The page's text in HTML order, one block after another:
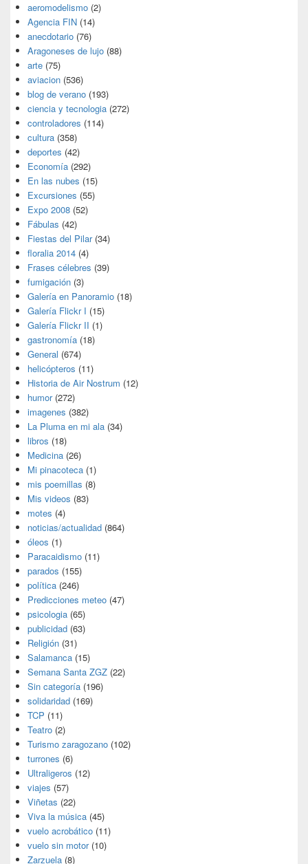
aeromodelismo (2)
Agencia FIN (14)
anecdotario (76)
Aragoneses de lujo (88)
arte (75)
aviacion (536)
blog de verano (193)
ciencia y tecnologia (272)
controladores (114)
cultura (358)
deportes (42)
Economía (292)
En las nubes (15)
Excursiones (55)
Expo 2008 (52)
Fábulas (42)
Fiestas del Pilar(34)
floralia 2014 (4)
Frases célebres (39)
fumigación (3)
Galería en Panoramio (18)
Galería Flickr I (15)
Galería Flickr II (1)
gastronomía (18)
General (674)
helicópteros (11)
Historia de Air Nostrum (12)
humor(272)
imagenes (382)
La Pluma en mi ala (34)
libros (18)
Medicina (26)
Mi pinacoteca (1)
mis poemillas (8)
Mis videos (83)
motes (4)
noticias/actualidad (864)
óleos (1)
Paracaidismo (11)
parados (155)
política (246)
Predicciones meteo (47)
psicologia (65)
publicidad (63)
Religión (31)
Salamanca (15)
Semana Santa ZGZ (22)
Sin categoría (196)
solidaridad (169)
TCP (11)
Teatro (2)
Turismo zaragozano (102)
turrones (6)
Ultraligeros (12)
viajes (57)
Viñetas (22)
Viva la música (45)
vuelo acrobático (11)
vuelo sin motor(10)
Zarzuela (8)